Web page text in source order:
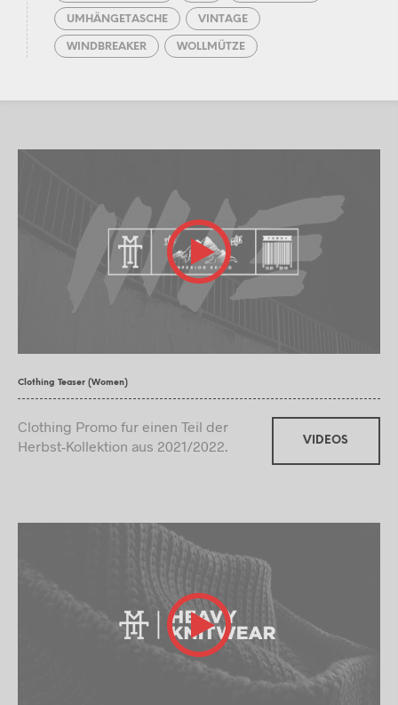
UMHÄNGETASCHE VINTAGE
WINDBREAKER WOLLMÜTZE
Clothing Teaser (Women)
Clothing Promo fur einen Teil der
Herbst-Kollektion aus 2021/2022.
VIDEOS